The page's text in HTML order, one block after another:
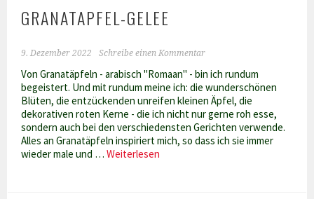
GRANATAPFEL-GELEE
9. Dezember 2022 Schreibe einen Kommentar
Von Granatäpfeln - arabisch "Romaan" - bin ich rundum
begeistert. Und mit rundum meine ich: die wunderschönen
Blüten, die entzückenden unreifen kleinen Äpfel, die
dekorativen roten Kerne - die ich nicht nur gerne roh esse,
sondern auch bei den verschiedensten Gerichten verwende.
Alles an Granatäpfeln inspiriert mich, so dass ich sie immer
wieder male und …Weiterlesen